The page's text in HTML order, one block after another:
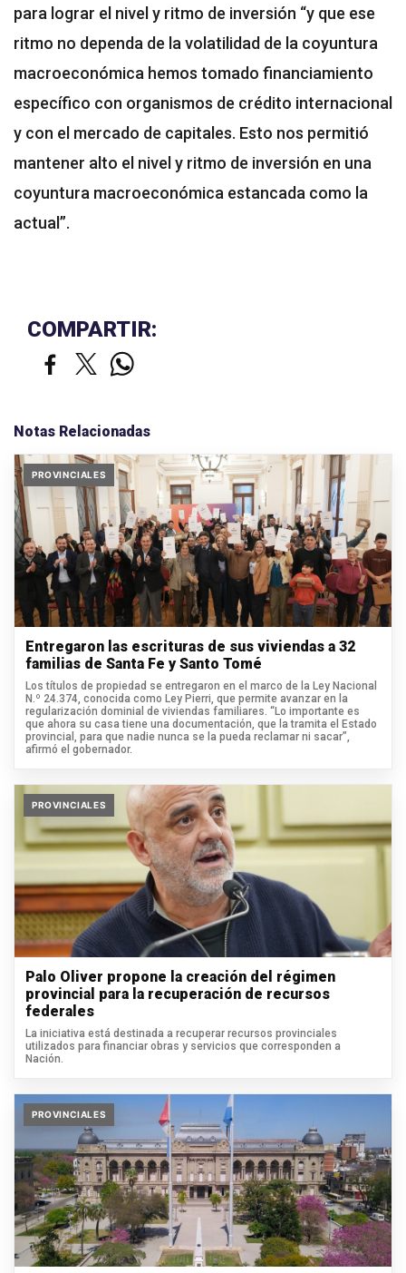
para lograr el nivel y ritmo de inversión “y que ese
ritmo no dependa de la volatilidad de la coyuntura
macroeconómica hemos tomado financiamiento
específico con organismos de crédito internacional
y con el mercado de capitales. Esto nos permitió
mantener alto el nivel y ritmo de inversión en una
coyuntura macroeconómica estancada como la
actual”.
COMPARTIR:
Notas Relacionadas
PROVINCIALES
Entregaron las escrituras de sus viviendas a 32
familias de Santa Fe y Santo Tomé
Los títulos de propiedad se entregaron en el marco de la Ley Nacional
N.º 24.374, conocida como Ley Pierri, que permite avanzar en la
regularización dominial de viviendas familiares. “Lo importante es
que ahora su casa tiene una documentación, que la tramita el Estado
provincial, para que nadie nunca se la pueda reclamar ni sacar”,
afirmó el gobernador.
PROVINCIALES
Palo Oliver propone la creación del régimen
provincial para la recuperación de recursos
federales
La iniciativa está destinada a recuperar recursos provinciales
utilizados para financiar obras y servicios que corresponden a
Nación.
PROVINCIALES